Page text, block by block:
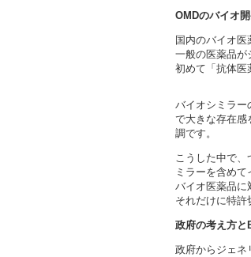
OMDのバイオ
国内のバイオ
一般の医薬品が
初めて「抗体医
バイオシミラー
で大きな存在感
調です。
こうした中で
ミラーを含め
バイオ医薬品に
それだけに特許
政府の考え方と
政府からジェネ